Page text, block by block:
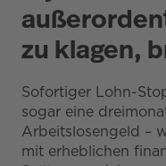
zu klagen,
Sofortiger Lohn-
sogar eine
Arbeitslosengeld –
mit erheblichen